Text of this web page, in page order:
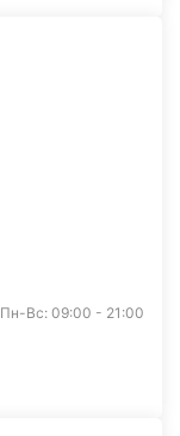
Пн-Вс: 09:00 - 21:00